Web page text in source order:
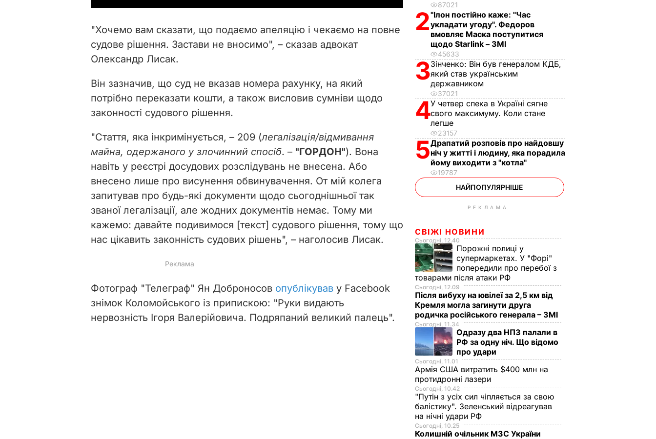
i
e
o
"Хочемо вам сказати, що подаємо апеляцію і чекаємо на повне
судове рішення. Застави не вносимо", – сказав адвокат
Олександр Лисак.
Він зазначив, що суд не вказав номера рахунку, на який
потрібно переказати кошти, а також висловив сумніви щодо
законності судового рішення.
"Стаття, яка інкримінується, – 209 (легалізація/відмивання
майна, одержаного у злочинний спосіб. – "ГОРДОН"). Вона
навіть у реєстрі досудових розслідувань не внесена. Або
внесено лише про висунення обвинувачення. От мій колега
запитував про будь-які документи щодо сьогоднішньої так
званої легалізації, але жодних документів немає. Тому ми
кажемо: давайте подивимося [текст] судового рішення, тому що
нас цікавить законність судових рішень", – наголосив Лисак.
Фотограф "Телеграф" Ян Доброносов опублікував у Facebook
знімок Коломойського із припискою: "Руки видають
нервозність Ігоря Валерійовича. Подряпаний великий палець".
87021
2"Ілон постійно каже: "Час
укладати угоду". Федоров
вмовляє Маска поступитися
щодо Starlink – ЗМІ
45633
3Зінченко: Він був генералом КДБ,
який став українським
державником
37021
4У четвер спека в Україні сягне
свого максимуму. Коли стане
легше
23157
5Драпатий розповів про найдовшу
ніч у житті і людину, яка порадила
йому виходити з "котла"
19787
НАЙПОПУЛЯРНІШЕ
РЕКЛАМА
СВІЖІ НОВИНИ
Сьогодні, 12.40
Порожні полиці у
супермаркетах. У "Форі"
попередили про перебої з
товарами після атаки РФ
Сьогодні, 12.09
Після вибуху на ювілеї за 2,5 км від
Кремля могла загинути друга
родичка російського генерала – ЗМІ
Сьогодні, 11.34
Одразу два НПЗ палали в
РФ за одну ніч. Що відомо
про удари
Сьогодні, 11.01
Армія США витратить $400 млн на
протидронні лазери
Сьогодні, 10.42
"Путін з усіх сил чіпляється за свою
балістику". Зеленський відреагував
на нічні удари РФ
Сьогодні, 10.25
Колишній очільник МЗС України